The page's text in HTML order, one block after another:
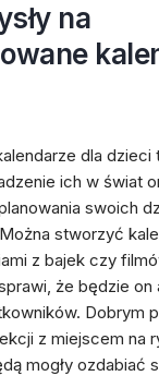
na
dla dzieci
ich w świat
swoich
stworzyć
z bajek czy
że będzie on
Dobrym
z miejscem na
mogły ozdabiać